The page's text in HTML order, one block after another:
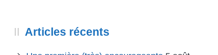
Articles récents